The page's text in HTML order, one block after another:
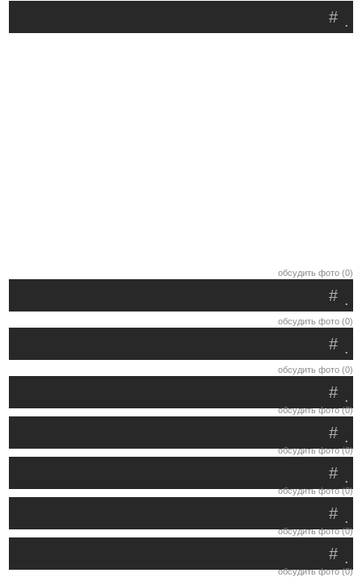
.
#
обсудить фото (0)
.
#
обсудить фото (0)
.
#
обсудить фото (0)
.
#
обсудить фото (0)
.
#
обсудить фото (0)
.
#
обсудить фото (0)
.
#
обсудить фото (0)
.
#
обсудить фото (0)